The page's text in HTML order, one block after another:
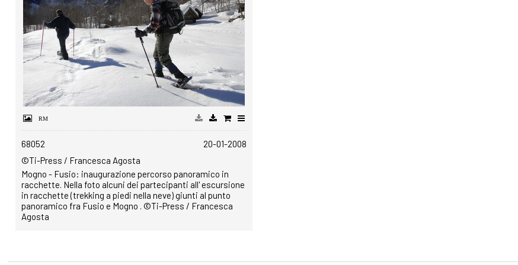
68052
20-01-2008
©Ti-Press / Francesca Agosta
Mogno - Fusio: inaugurazione percorso panoramico in
racchette. Nella foto alcuni dei partecipanti all' escursione
in racchette (trekking a piedi nella neve) giunti al punto
panoramico fra Fusio e Mogno . ©Ti-Press / Francesca
Agosta